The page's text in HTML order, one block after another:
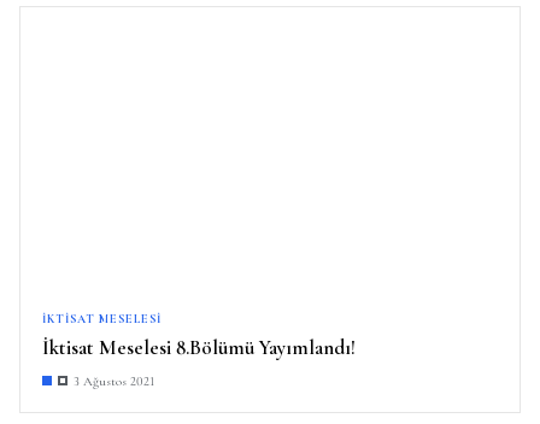
İKTISAT MESELESI
İktisat Meselesi 8.Bölümü Yayımlandı!
3 Ağustos 2021